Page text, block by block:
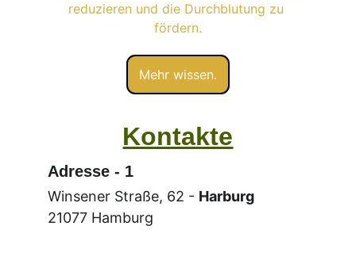
reduzieren und die Durchblutung zu
fördern.
Mehr wissen.
Kontakte
Adresse - 1
Winsener Straße, 62 - Harburg
21077 Hamburg